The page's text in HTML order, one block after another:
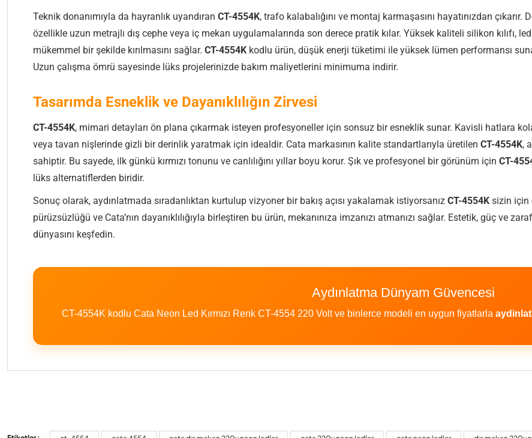
Teknik donanımıyla da hayranlık uyandıran CT-4554K, trafo kalabalığını ve montaj karmaşasını hayatınızdan
özellikle uzun metrajlı dış cephe veya iç mekan uygulamalarında son derece pratik kılar. Yüksek kaliteli silikon kılıfı,
mükemmel bir şekilde kırılmasını sağlar. CT-4554K kodlu ürün, düşük enerji tüketimi ile yüksek lümen performansı
Uzun çalışma ömrü sayesinde lüks projelerinizde bakım maliyetlerini minimuma indirir.
Tasarımda Esneklik ve Dayanıklılığın Zirvesi
CT-4554K, mimari detayları ön plana çıkarmak isteyen profesyoneller için sonsuz bir esneklik sunar. Kavisli hatlara
veya tavan nişlerinde gizli bir derinlik yaratmak için idealdir. Cata markasının kalite standartlarıyla üretilen CT-4554K,
sahiptir. Bu sayede, ilk günkü kırmızı tonunu ve canlılığını yıllar boyu korur. Şık ve profesyonel bir görünüm için CT-
lüks alternatiflerden biridir.
Sonuç olarak, aydınlatmada sıradanlıktan kurtulup vizyoner bir bakış açısı yakalamak istiyorsanız CT-4554K sizin için
pürüzsüzlüğü ve Cata’nın dayanıklılığıyla birleştiren bu ürün, mekanınıza imzanızı atmanızı sağlar. Estetik, güç ve
dünyasını keşfedin.
Aydınlatma Dünyam Güvencesi
CT-4554K kodlu Cata Neon Led Kırmızı Renk CT-4554 220 Volt ve binlerce modeli en uygun fiyatlarla
Bu ürüne ilk yorumu siz yapın!